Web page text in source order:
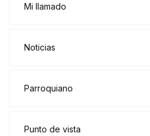
Mi llamado
Noticias
Parroquiano
Punto de vista